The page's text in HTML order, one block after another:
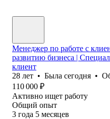
Менеджер по работе с
развитию бизнеса |
клиент
28 лет • Была сегодня •
110 000 ₽
Активно ищет работу
Общий опыт
3 года 5 месяцев